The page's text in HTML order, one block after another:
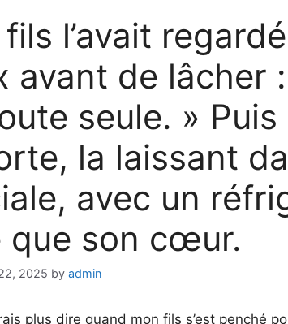
l’avait
avant de lâcher
seule. »
la laissant
avec un
que son cœur.
2025 by admin
plus dire quand mon fils s’est penché